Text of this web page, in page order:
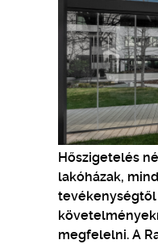
Hőszigetelés
lakóházak,
megfelelni. A